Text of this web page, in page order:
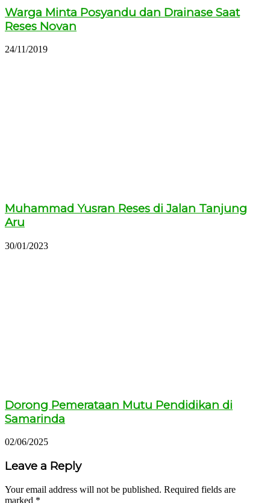
Warga Minta Posyandu dan Drainase Saat
Reses Novan
24/11/2019
Muhammad Yusran Reses di Jalan Tanjung
Aru
30/01/2023
Dorong Pemerataan Mutu Pendidikan di
Samarinda
02/06/2025
Leave a Reply
Your email address will not be published. Required fields are
marked *